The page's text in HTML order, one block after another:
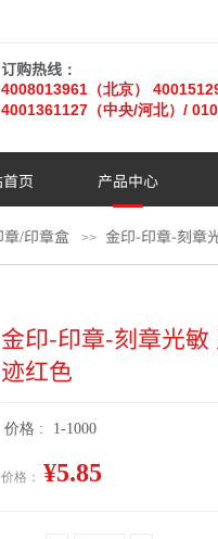
订购热线：
4008013961（北京）
4001361127 （中央/河北） /
页 产品中心
/印章盒 >> 金印-印章-刻章
金印-印章-刻章光
迹红色
价格 : 1-1000
价格： ¥5.85